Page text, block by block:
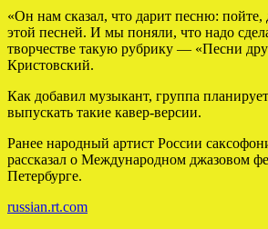
«Он нам сказал, что дарит песню: пойте,
этой песней. И мы поняли, что надо
творчестве такую рубрику — «Песни
Кристовский.
Как добавил музыкант, группа
выпускать такие кавер-версии.
Ранее народный артист России
рассказал о Международном джазовом
Петербурге.
russian.rt.com